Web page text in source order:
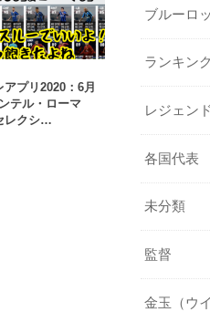
アプリ2020：6月
テル・ローマ
レクシ…
ブルーロ
ランキン
レジェンド
各国代表
未分類
監督
金玉（ウ